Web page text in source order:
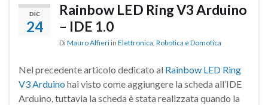
DIC
24
Rainbow LED Ring V3 Arduino
– IDE 1.0
DiMauro Alfieri in Elettronica, Robotica e Domotica
Nel precedente articolo dedicato al Rainbow LED Ring
V3 Arduino hai visto come aggiungere la scheda all’IDE
Arduino, tuttavia la scheda è stata realizzata quando la